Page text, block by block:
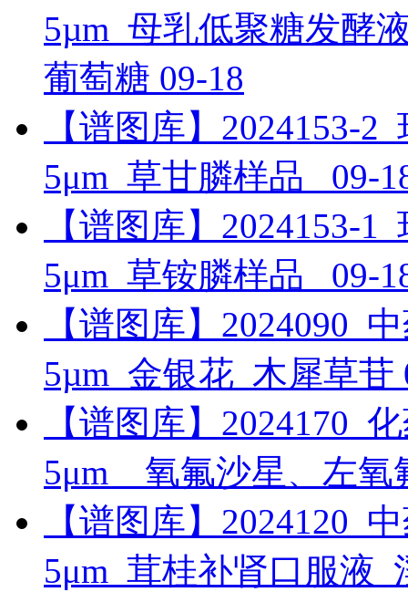
5µm_母乳低聚糖发酵
葡萄糖 09-18
【谱图库】2024153-
5μm_草甘膦样品_ 09-
【谱图库】2024153-
5μm_草铵膦样品_ 09-
【谱图库】2024090_
5µm_金银花_木犀草苷
【谱图库】2024170_
5μm__氧氟沙星、左
【谱图库】2024120_
5μm_茸桂补肾口服液